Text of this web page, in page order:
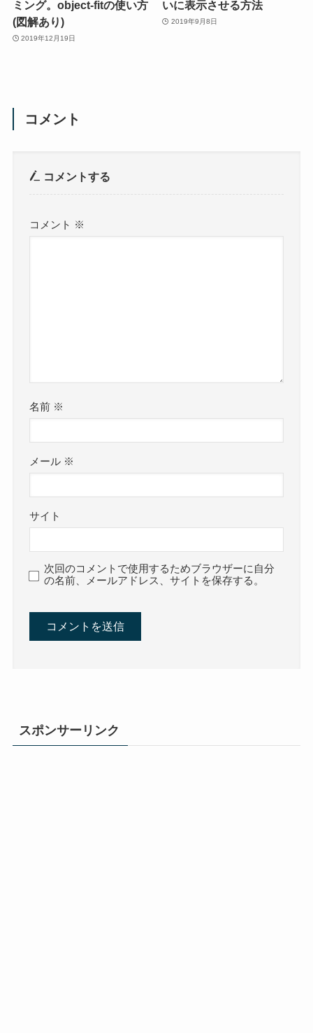
ミング。object-fitの使い方
(図解あり)
2019年12月19日
いに表示させる方法
2019年9月8日
コメント
コメントする
コメント ※
名前 ※
メール ※
サイト
次回のコメントで使用するためブラウザーに自分
の名前、メールアドレス、サイトを保存する。
スポンサーリンク